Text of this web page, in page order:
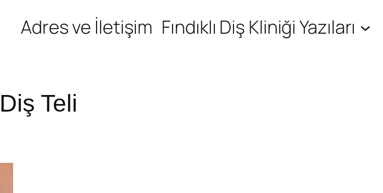
Adres ve İletişim Fındıklı Diş Kliniği Yazıları
Teli